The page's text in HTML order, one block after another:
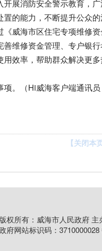
展消防安全警示教育，
的能力，不断提升公众的
《威海市区住宅专项维修
维修资金管理、专户银
效率，帮助群众解决更
。（Hi威海客户端通讯员
【关闭本
版权所有：威海市人民政府
府网站标识码：3710000028